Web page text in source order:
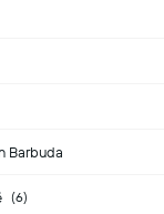
Barbuda
(6)